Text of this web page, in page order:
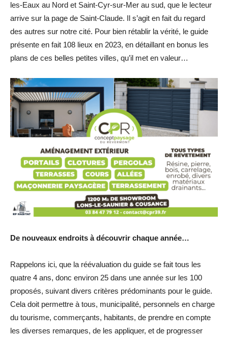
les-Eaux au Nord et Saint-Cyr-sur-Mer au sud, que le lecteur
arrive sur la page de Saint-Claude. Il s’agit en fait du regard
des autres sur notre cité. Pour bien rétablir la vérité, le guide
présente en fait 108 lieux en 2023, en détaillant en bonus les
plans de ces belles petites villes, qu’il met en valeur…
De nouveaux endroits à découvrir chaque année…
Rappelons ici, que la réévaluation du guide se fait tous les
quatre 4 ans, donc environ 25 dans une année sur les 100
proposés, suivant divers critères prédominants pour le guide.
Cela doit permettre à tous, municipalité, personnels en charge
du tourisme, commerçants, habitants, de prendre en compte
les diverses remarques, de les appliquer, et de progresser